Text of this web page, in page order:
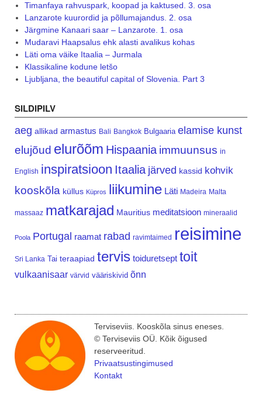
Timanfaya rahvuspark, koopad ja kaktused. 3. osa
Lanzarote kuurordid ja põllumajandus. 2. osa
Järgmine Kanaari saar – Lanzarote. 1. osa
Mudaravi Haapsalus ehk alasti avalikus kohas
Läti oma väike Itaalia – Jurmala
Klassikaline kodune letšo
Ljubljana, the beautiful capital of Slovenia. Part 3
SILDIPILV
aeg allikad armastus Bali Bangkok Bulgaaria elamise kunst
elujõud elurõõm Hispaania immuunsus in
English inspiratsioon Itaalia järved kassid kohvik
kooskõla küllus Küpros liikumine Läti Madeira Malta
massaaz matkarajad Mauritius meditatsioon mineraalid
Poola Portugal raamat rabad ravimtaimed reisimine
Sri Lanka Tai teraapiad tervis toiduretsept toit
vulkaanisaar värvid vääriskivid õnn
Terviseviis. Kooskõla sinus eneses.
© Terviseviis OÜ. Kõik õigused
reserveeritud.
Privaatsustingimused
Kontakt